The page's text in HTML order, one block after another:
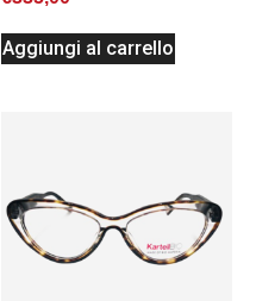
Aggiungi al carrello